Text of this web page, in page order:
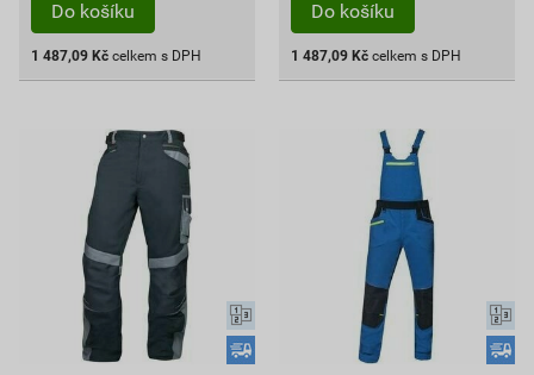
Do košíku
1 487,09 Kč celkem s DPH
Do košíku
1 487,09 Kč celkem s DPH